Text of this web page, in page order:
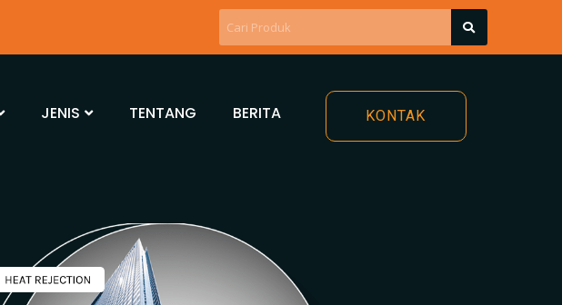
JENIS TENTANG BERITA KONTAK